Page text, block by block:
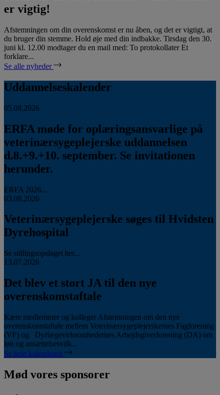
er vigtig!
Afstemningen om din overenskomst er nu åben, og det er vigtigt, at
du bruger din stemme. Hold øje med din indbakke. Tirsdag den 30.
juni kl. 12.00 modtager du en mail med: To protokollater Et
forklare...
Se alle nyheder
Uddannelseskalender
05.08.2026
ERFA møde for oplæringsansvarlige på
veterinærsygeplejerske uddannelsen
d.8.+9.+10. september. Se invitationen
herunder.
ERFA 2026...
03.08.2026
Veterinærsygeplejerske søges til Hvidsten
Dyrehospital
Se stillingsopslaget her...
13.07.2026
Det blev et stort JA til den nye
overenskomstaftale
Kære medlemmer og kolleger Afstemningen om den nye
overenskomstaftale mellem Veterinærsygeplejerskernes Fagforening
(VF) og Dyrlægevirksomhedernes Arbejdsgiverforening (DA) om
løn og ansættelsesvilk...
Se hele kalenderen
Mød vores sponsorer